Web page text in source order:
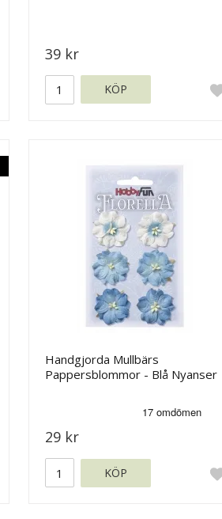
39 kr
KÖP
Handgjorda Mullbärs
Pappersblommor - Blå Nyanser
29 kr
KÖP